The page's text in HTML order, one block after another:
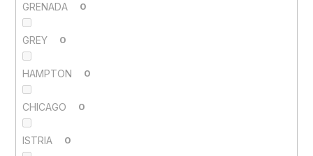
GRENADA 0
GREY 0
HAMPTON 0
CHICAGO 0
ISTRIA 0